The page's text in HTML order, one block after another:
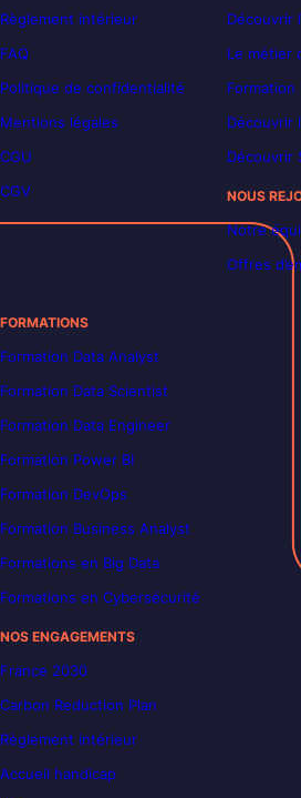
Règlement intérieur
FAQ
Politique de confidentialité
Mentions légales
CGU
CGV
Découvrir
Le métier
Formation
Découvrir
Découvrir
NOUS
Notre
Offres
FORMATIONS
Formation Data Analyst
Formation Data Scientist
Formation Data Engineer
Formation Power BI
Formation DevOps
Formation Business Analyst
Formations en Big Data
Formations en Cybersécurité
NOS ENGAGEMENTS
France 2030
Carbon Reduction Plan
Règlement intérieur
Accueil handicap